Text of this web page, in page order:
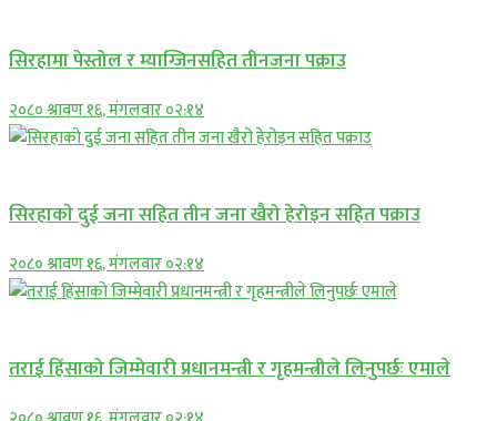
सिरहामा पेस्तोल र म्याग्जिनसहित तीनजना पक्राउ
२०८० श्रावण १६, मंगलवार ०२:१४
सिरहाकाे दुई जना सहित तीन जना खैरो हेरोइन सहित पक्राउ
२०८० श्रावण १६, मंगलवार ०२:१४
तराई हिंसाको जिम्मेवारी प्रधानमन्त्री र गृहमन्त्रीले लिनुपर्छः एमाले